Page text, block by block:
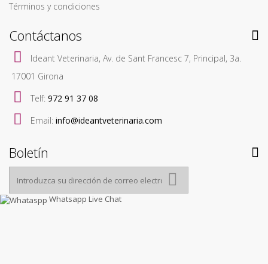
Términos y condiciones
Contáctanos
Ideant Veterinaria, Av. de Sant Francesc 7, Principal, 3a.
17001 Girona
Telf: 972 91 37 08
Email: info@ideantveterinaria.com
Boletín
Whatsapp Live Chat